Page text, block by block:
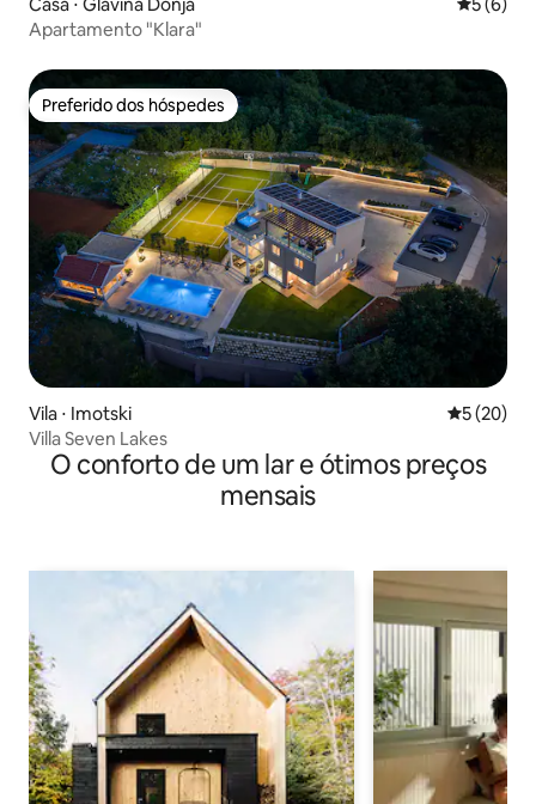
Apartamento "Klara"
Preferido dos hóspedes
Preferido dos hóspedes
Vila ⋅ Imotski 5 de uma
5 (20)
Villa Seven Lakes
O conforto de um lar e ótimos preços
mensais